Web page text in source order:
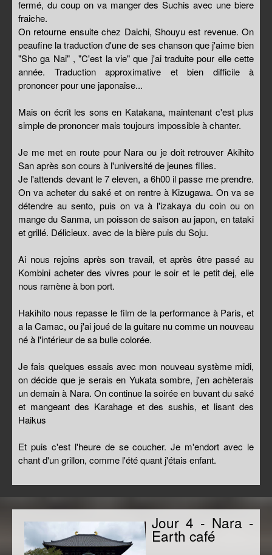
fermé, du coup on va manger des Suchis avec une biere
fraiche.
On retourne ensuite chez Daichi, Shouyu est revenue. On
peaufine la traduction d'une de ses chanson que j'aime bien
"Sho ga Nai" , "C'est la vie" que j'ai traduite pour elle cette
année. Traduction approximative et bien difficile à
prononcer pour une japonaise...
Mais on écrit les sons en Katakana, maintenant c'est plus
simple de prononcer mais toujours impossible à chanter.
Je me met en route pour Nara ou je doit retrouver Akihito
San après son cours à l'université de jeunes filles.
Je l'attends devant le 7 eleven, a 6h00 il passe me prendre.
On va acheter du saké et on rentre à Kizugawa. On va se
détendre au sento, puis on va à l'izakaya du coin ou on
mange du Sanma, un poisson de saison au japon, en tataki
et grillé. Délicieux. avec de la bière puis du Soju.
Ai nous rejoins après son travail, et après être passé au
Kombini acheter des vivres pour le soir et le petit dej, elle
nous ramène à bon port.
Hakihito nous repasse le film de la performance à Paris, et
a la Camac, ou j'ai joué de la guitare nu comme un nouveau
né à l'intérieur de sa bulle colorée.
Je fais quelques essais avec mon nouveau système midi,
on décide que je serais en Yukata sombre, j'en achèterais
un demain à Nara. On continue la soirée en buvant du saké
et mangeant des Karahage et des sushis, et lisant des
Haikus
Et puis c'est l'heure de se coucher. Je m'endort avec le
chant d'un grillon, comme l'été quant j'étais enfant.
Jour 4 - Nara -
Earth café